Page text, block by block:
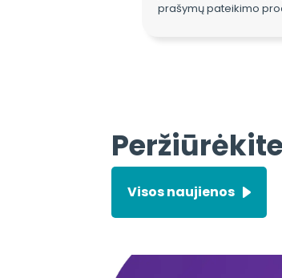
prašymų pateikimo
Visos naujienos